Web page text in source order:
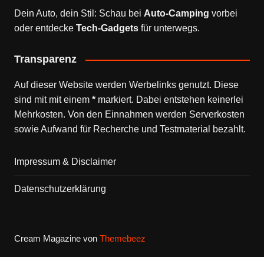
Dein Auto, dein Stil: Schau bei Auto-Camping vorbei
oder entdecke Tech-Gadgetsfür unterwegs.
Transparenz
Auf dieser Website werden Werbelinks genutzt. Diese
sind mit mit einem *markiert. Dabei entstehen keinerlei
Mehrkosten. Von den Einnahmen werden Serverkosten
sowie Aufwand für Recherche und Testmaterial bezahlt.
Impressum & Disclaimer
Datenschutzerklärung
Cream Magazine von Themebeez